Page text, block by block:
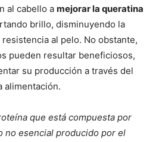
al cabello a mejorar la queratina
brillo, disminuyendo la
al pelo. No obstante,
pueden resultar beneficiosos,
su producción a través del
alimentación.
que está compuesta por
no esencial producido por el